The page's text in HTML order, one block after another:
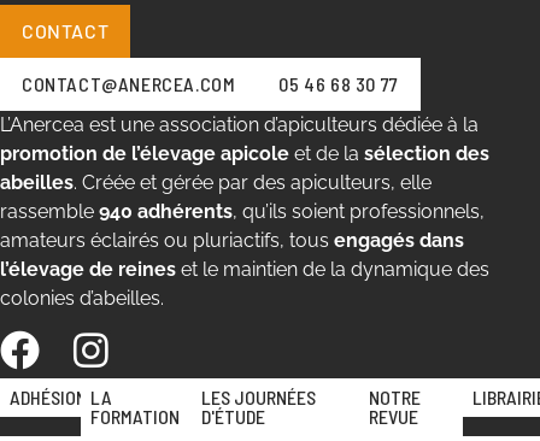
CONTACT
CONTACT@ANERCEA.COM
05 46 68 30 77
L’Anercea est une association d’apiculteurs dédiée à la
promotion de l’élevage apicole et de la sélection des
abeilles. Créée et gérée par des apiculteurs, elle
rassemble 940 adhérents, qu’ils soient professionnels,
amateurs éclairés ou pluriactifs, tous engagés dans
l’élevage de reines et le maintien de la dynamique des
colonies d’abeilles.
ADHÉSION LA
FORMATION
LES JOURNÉES
D'ÉTUDE
NOTRE
REVUE